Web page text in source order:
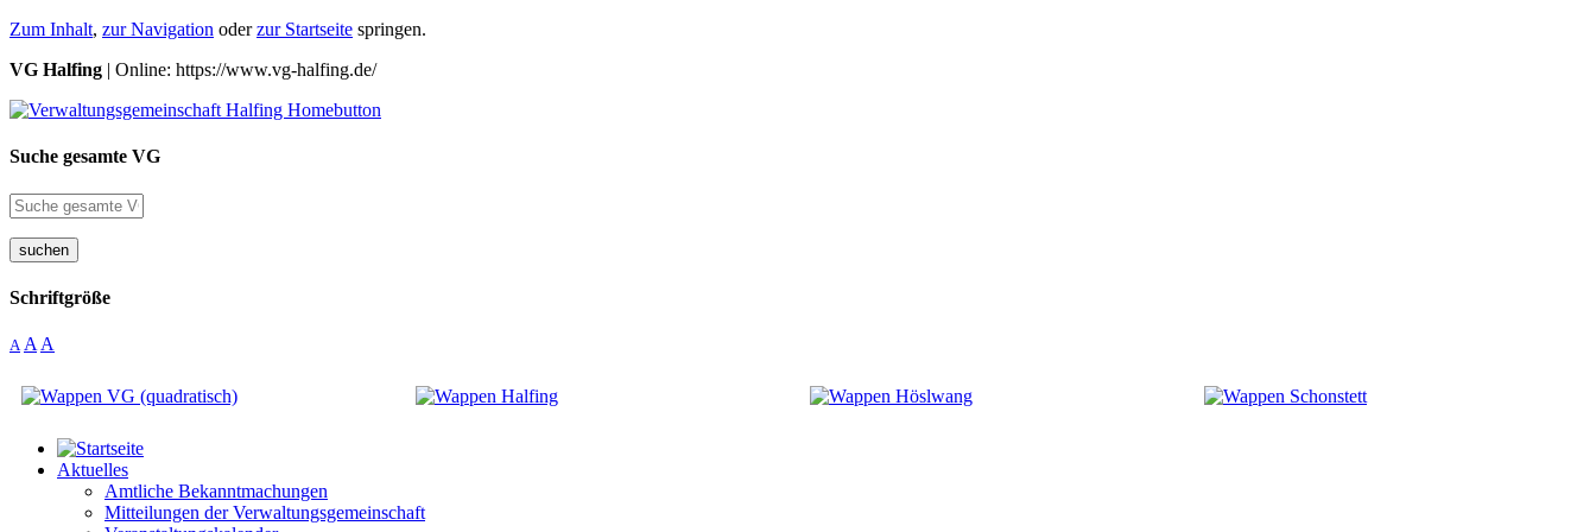
Zum Inhalt, zur Navigation oderzur Startseite springen.
VG Halfing | Online: https://www.vg-halfing.de/
Suche gesamte VG
suchen
Schriftgröße
A A A
Aktuelles
Amtliche Bekanntmachungen
Mitteilungen der Verwaltungsgemeinschaft